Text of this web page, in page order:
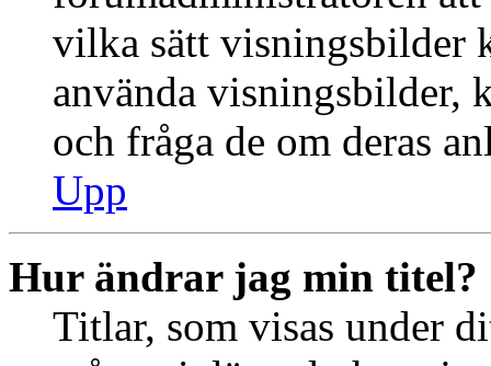
vilka sätt visningsbilder
använda visningsbilder,
och fråga de om deras
Upp
Hur ändrar jag min titel?
Titlar, som visas under